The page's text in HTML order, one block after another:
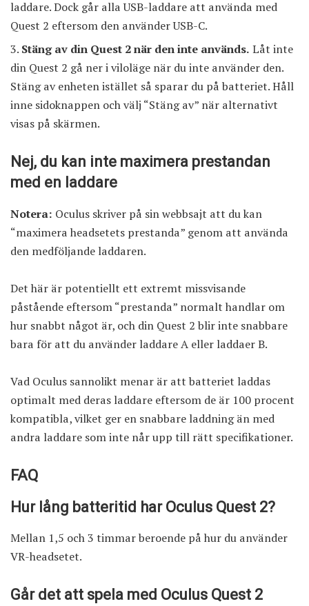
laddare. Dock går alla USB-laddare att använda med
Quest 2 eftersom den använder USB-C.
Stäng av din Quest 2 när den inte används. Låt inte
din Quest 2 gå ner i viloläge när du inte använder den.
Stäng av enheten istället så sparar du på batteriet. Håll
inne sidoknappen och välj “Stäng av” när alternativt
visas på skärmen.
Nej, du kan inte maximera prestandan
med en laddare
Notera: Oculus skriver på sin webbsajt att du kan
“maximera headsetets prestanda” genom att använda
den medföljande laddaren.
Det här är potentiellt ett extremt missvisande
påstående eftersom “prestanda” normalt handlar om
hur snabbt något är, och din Quest 2 blir inte snabbare
bara för att du använder laddare A eller laddaer B.
Vad Oculus sannolikt menar är att batteriet laddas
optimalt med deras laddare eftersom de är 100 procent
kompatibla, vilket ger en snabbare laddning än med
andra laddare som inte når upp till rätt specifikationer.
FAQ
Hur lång batteritid har Oculus Quest 2?
Mellan 1,5 och 3 timmar beroende på hur du använder
VR-headsetet.
Går det att spela med Oculus Quest 2